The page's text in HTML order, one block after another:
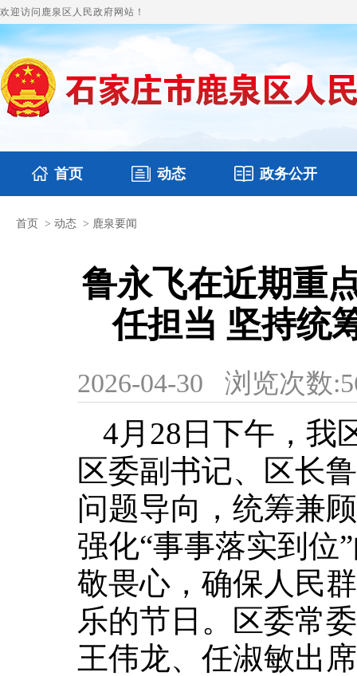
欢迎访问鹿泉区人民政府网站！
首页 动态
国务要闻
政务公开
本区文件
首页 > 动态 > 鹿泉要闻
鲁永飞在近期重
任担当 坚持统
2026-04-30 浏览次数:
4月28日下午，我
区委副书记、区长
问题导向，统筹兼
强化“事事落实到位
敬畏心，确保人民
乐的节日。区委常
王伟龙、任淑敏出